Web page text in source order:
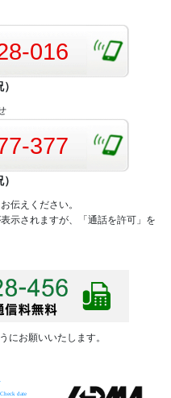
016
377
伝えください。
示されますが、「通話を許可」を
にお願いいたします。